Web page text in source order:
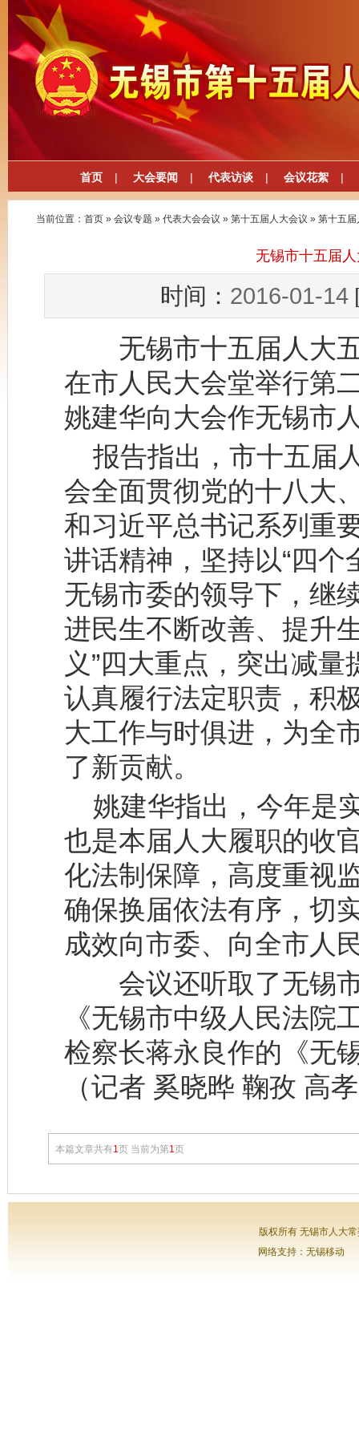
首页 | 大会要闻 | 代表访谈 | 会议花絮 |
当前位置： 首页 » 会议专题 » 代表大会会议 » 第十五届人大会议 » 第十五届
无锡市十五届
时间： 2016-01-14
无锡市十五届人大五
在市人民大会堂举行第
姚建华向大会作无锡市
报告指出，市十五届
会全面贯彻党的十八大
和习近平总书记系列重
讲话精神，坚持以“四个
无锡市委的领导下，继
进民生不断改善、提升
义”四大重点，突出减
认真履行法定职责，积
大工作与时俱进，为全
了新贡献。
姚建华指出，今年是
也是本届人大履职的收
化法制保障，高度重视
确保换届依法有序，切
成效向市委、向全市人
会议还听取了无锡市
《无锡市中级人民法院
检察长蒋永良作的《无
（记者 奚晓晔 鞠孜 高
本篇文章共有1页 当前为第1页
版权所有 无锡市人大
网络支持：无锡移动